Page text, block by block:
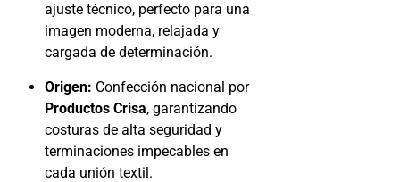
ajuste técnico, perfecto para una
imagen moderna, relajada y
cargada de determinación.
Origen: Confección nacional por
Productos Crisa, garantizando
costuras de alta seguridad y
terminaciones impecables en
cada unión textil.